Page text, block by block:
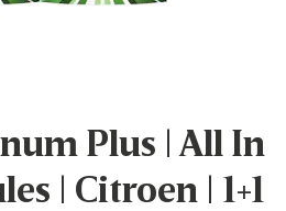
Plus | All In
| Citroen | 1+1